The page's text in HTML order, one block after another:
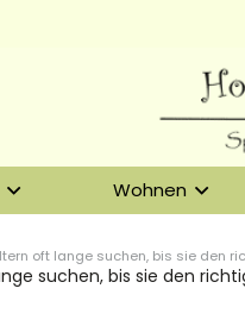
Wohnen
oft lange suchen, bis sie den
suchen, bis sie den